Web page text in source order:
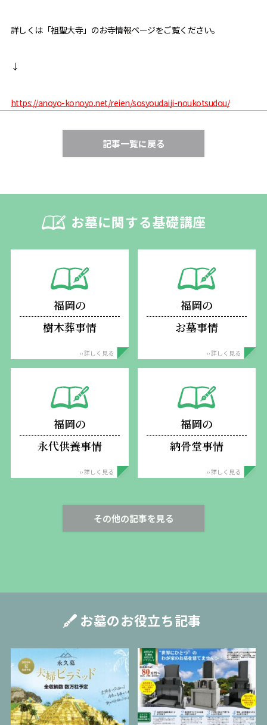
詳しくは「祖聖大寺」のお寺情報ページをご覧ください。
↓
https://anoyo-konoyo.net/reien/sosyoudaiji-noukotsudou/
記事一覧に戻る
お墓に関する基礎講座
福岡の
樹木葬事情
›› 詳しく見る
福岡の
お墓事情
›› 詳しく見る
福岡の
永代供養事情
›› 詳しく見る
福岡の
納骨堂事情
›› 詳しく見る
その他の記事を見る
お墓のお役立ち記事